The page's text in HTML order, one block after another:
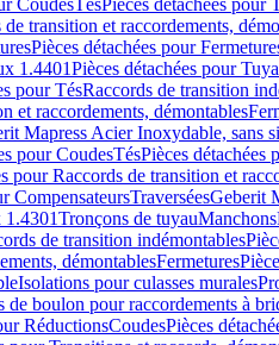
CoudesTésPièces détachées pour
de transition et raccordements,
Pièces détachées pour
1.4401Pièces détachées pour
pour TésRaccords de transition
et raccordements, démontables
Mapress Acier Inoxydable, sans
pour CoudesTésPièces détachées
pour Raccords de transition et
CompensateursTraverséesGeberit
Tronçons de tuyauManchons
de transition indémontables
démontablesFermetures
Isolations pour culasses murales
de boulon pour raccordements à
RéductionsCoudesPièces